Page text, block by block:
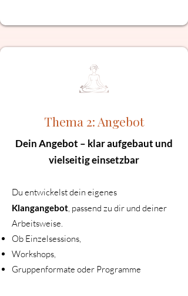
Thema 2: Angebot
Dein Angebot – klar aufgebaut und
vielseitig einsetzbar
Du entwickelst dein eigenes
Klangangebot, passend zu dir und deiner
Arbeitsweise.
Ob Einzelsessions,
Workshops,
Gruppenformate oder Programme